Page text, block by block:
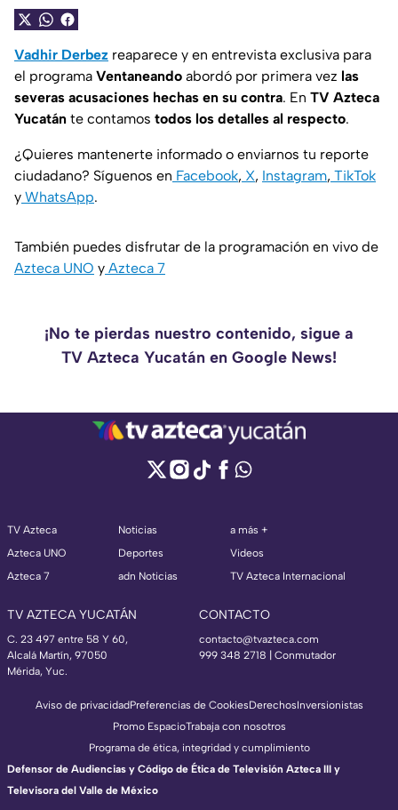
Vadhir Derbez reaparece y en entrevista exclusiva para
el programa Ventaneando abordó por primera vez las
severas acusaciones hechas en su contra. En TV Azteca
Yucatán te contamos todos los detalles al respecto.
¿Quieres mantenerte informado o enviarnos tu reporte
ciudadano? Síguenos en Facebook, X, Instagram, TikTok
y WhatsApp.
También puedes disfrutar de la programación en vivo de
Azteca UNO y Azteca 7
¡No te pierdas nuestro contenido, sigue a
TV Azteca Yucatán en Google News!
TV Azteca
Azteca UNO
Azteca 7
Noticias
Deportes
adn Noticias
a más +
Videos
TV Azteca Internacional
TV AZTECA YUCATÁN
C. 23 497 entre 58 Y 60,
Alcalá Martín, 97050
Mérida, Yuc.
CONTACTO
contacto@tvazteca.com
999 348 2718 | Conmutador
Aviso de privacidadPreferencias de CookiesDerechosInversionistas
Promo EspacioTrabaja con nosotros
Programa de ética, integridad y cumplimiento
Defensor de Audiencias y Código de Ética de Televisión Azteca III y
Televisora del Valle de México